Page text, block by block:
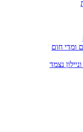
ומדי חום
נצמד